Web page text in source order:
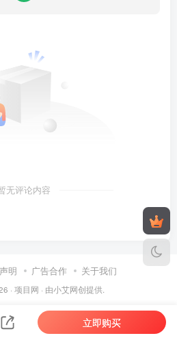
无评论内容
明 广告合作 关于我们
· 项目网 · 由小艾网创提供.
立即购买